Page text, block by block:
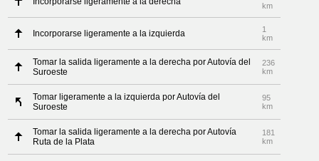
km
Incorporarse ligeramente a la izquierda
1
km
Tomar la salida ligeramente a la derecha por Autovía del
Suroeste
236
km
Tomar ligeramente a la izquierda por Autovía del
Suroeste
95
km
Tomar la salida ligeramente a la derecha por Autovía
Ruta de la Plata
181
km